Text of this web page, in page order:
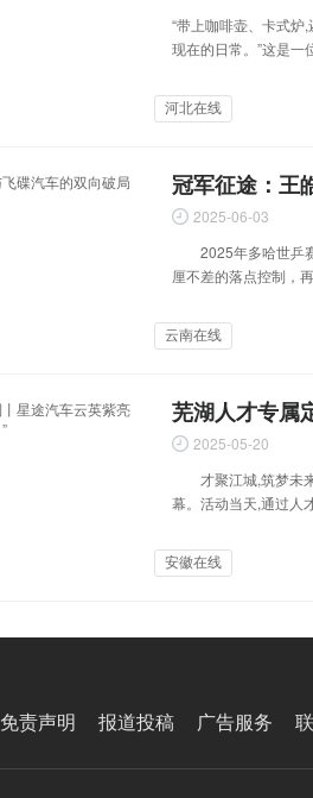
“带上咖啡壶、卡式
现在的日常。”这是一
河北在线
冠军征途：王
2025-06-03
2025年多哈世乒赛
厘不差的落点控制，
云南在线
芜湖人才专属
2025-05-20
才聚江城,筑梦未来
幕。活动当天,通过人
安徽在线
免责声明 报道投稿 广告服务